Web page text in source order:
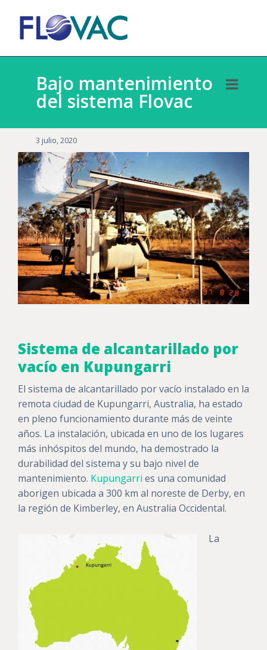
Bajo mantenimiento
del sistema Flovac
3 julio, 2020
Sistema de alcantarillado por
vacío en Kupungarri
El sistema de alcantarillado por vacío instalado en la
remota ciudad de Kupungarri, Australia, ha estado
en pleno funcionamiento durante más de veinte
años. La instalación, ubicada en uno de los lugares
más inhóspitos del mundo, ha demostrado la
durabilidad del sistema y su bajo nivel de
mantenimiento. Kupungarri es una comunidad
aborigen ubicada a 300 km al noreste de Derby, en
la región de Kimberley, en Australia Occidental.
La